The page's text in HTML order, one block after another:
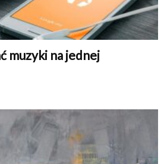
muzyki na jednej